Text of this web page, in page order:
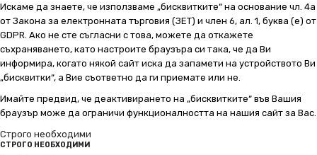
Искаме да знаете, че използваме „бисквитките“ на основание чл. 4а
от Закона за електронната търговия (ЗЕТ) и член 6, ал. 1, буква (е) от
GDPR. Ако не сте съгласни с това, можете да откажете
съхраняването, като настроите браузъра си така, че да Ви
информира, когато някой сайт иска да запамети на устройството Ви
„бисквитки“, а Вие съответно да ги приемате или не.
Имайте предвид, че деактивирането на „бисквитките“ във Вашия
браузър може да ограничи функционалността на нашия сайт за Вас.
Строго необходими
СТРОГО НЕОБХОДИМИ